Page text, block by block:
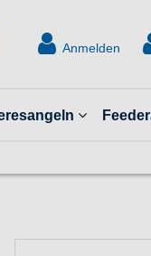
Anmelden